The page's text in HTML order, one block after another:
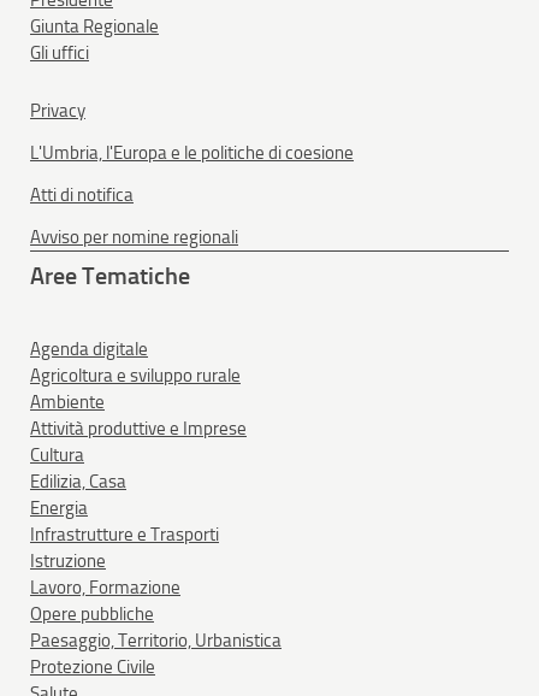
Giunta Regionale
Gli uffici
Privacy
L'Umbria, l'Europa e le politiche di coesione
Atti di notifica
Avviso per nomine regionali
Aree Tematiche
Agenda digitale
Agricoltura e sviluppo rurale
Ambiente
Attività produttive e Imprese
Cultura
Edilizia, Casa
Energia
Infrastrutture e Trasporti
Istruzione
Lavoro, Formazione
Opere pubbliche
Paesaggio, Territorio, Urbanistica
Protezione Civile